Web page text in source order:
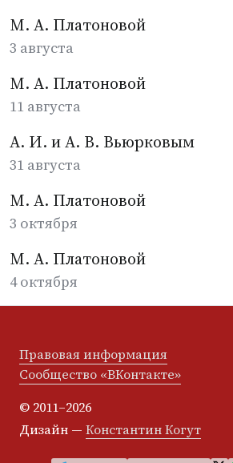
М. А. Платоновой
3 августа
М. А. Платоновой
11 августа
А. И. и А. В. Вьюрковым
31 августа
М. А. Платоновой
3 октября
М. А. Платоновой
4 октября
Правовая информация
Сообщество «ВКонтакте»
© 2011–2026
Дизайн — Константин Когут